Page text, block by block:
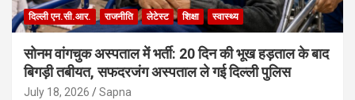
दिल्ली एन.सी.आर. राजनीति लेटेस्ट शिक्षा स्वास्थ्य
सोनम वांगचुक अस्पताल में भर्ती: 20 दिन की भूख हड़ताल के बाद
बिगड़ी तबीयत, सफदरजंग अस्पताल ले गई दिल्ली पुलिस
July 18, 2026 Sapna